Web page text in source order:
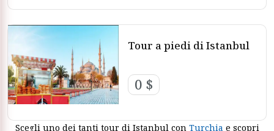
Tour a piedi di Istanbul
0 $
Scegli uno dei tanti tour di Istanbul con Turchia e scopri